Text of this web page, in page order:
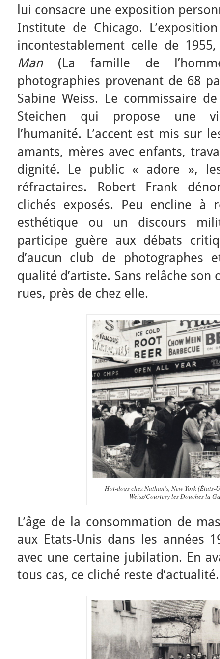
lui consacre une exposition
Institute de Chicago.
incontestablement celle de
Man(La famille de
photographies provenant de 68
Sabine Weiss. Le commissaire
Steichen qui propose une
l’humanité. L’accent est mis sur
amants, mères avec enfants,
dignité. Le public « adore »,
réfractaires. Robert Frank
clichés exposés. Peu encline à
esthétique ou un discours
participe guère aux débats
d’aucun club de photographes
qualité d’artiste. Sans relâche son
rues, près de chez elle.
Hot-dogs chez Nathan’s, New York
Weiss/Courtesy les Douches la
L’âge de la consommation de
aux Etats-Unis dans les années
avec une certaine jubilation. En
tous cas, ce cliché reste d’actualité.